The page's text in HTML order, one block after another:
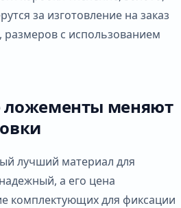
за изготовление на заказ
с использованием
ложементы меняют
лучший материал для
а его цена
комплектующих для фиксации